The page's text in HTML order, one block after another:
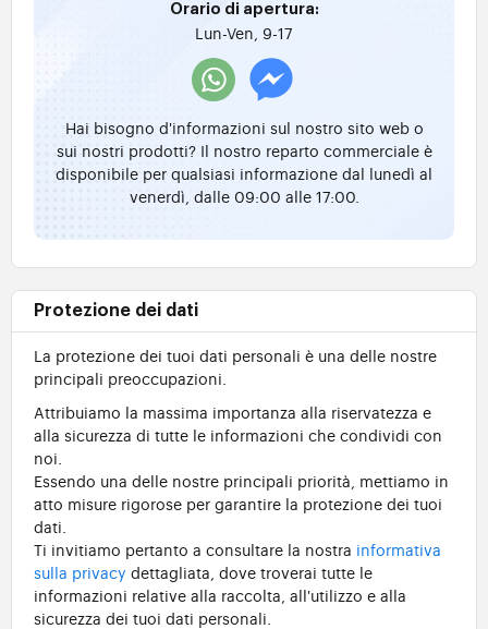
Orario di apertura:
Lun-Ven, 9-17
Hai bisogno d'informazioni sul nostro sito web o
sui nostri prodotti? Il nostro reparto commerciale è
disponibile per qualsiasi informazione dal lunedì al
venerdì, dalle 09:00 alle 17:00.
Protezione dei dati
La protezione dei tuoi dati personali è una delle nostre
principali preoccupazioni.
Attribuiamo la massima importanza alla riservatezza e
alla sicurezza di tutte le informazioni che condividi con
noi.
Essendo una delle nostre principali priorità, mettiamo in
atto misure rigorose per garantire la protezione dei tuoi
dati.
Ti invitiamo pertanto a consultare la nostra informativa
sulla privacy dettagliata, dove troverai tutte le
informazioni relative alla raccolta, all'utilizzo e alla
sicurezza dei tuoi dati personali.